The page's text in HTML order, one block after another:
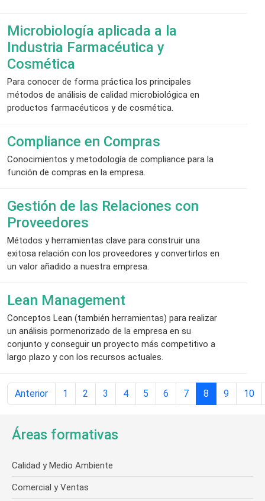
Microbiología aplicada a la
Industria Farmacéutica y
Cosmética
Para conocer de forma práctica los principales
métodos de análisis de calidad microbiológica en
productos farmacéuticos y de cosmética.
Compliance en Compras
Conocimientos y metodología de compliance para la
función de compras en la empresa.
Gestión de las Relaciones con
Proveedores
Métodos y herramientas clave para construir una
exitosa relación con los proveedores y convertirlos en
un valor añadido a nuestra empresa.
Lean Management
Conceptos Lean (también herramientas) para realizar
un análisis pormenorizado de la empresa en su
conjunto y conseguir un proyecto más competitivo a
largo plazo y con los recursos actuales.
Anterior 1 2 3 4 5 6 7 8 9 10
Áreas formativas
Calidad y Medio Ambiente
Comercial y Ventas